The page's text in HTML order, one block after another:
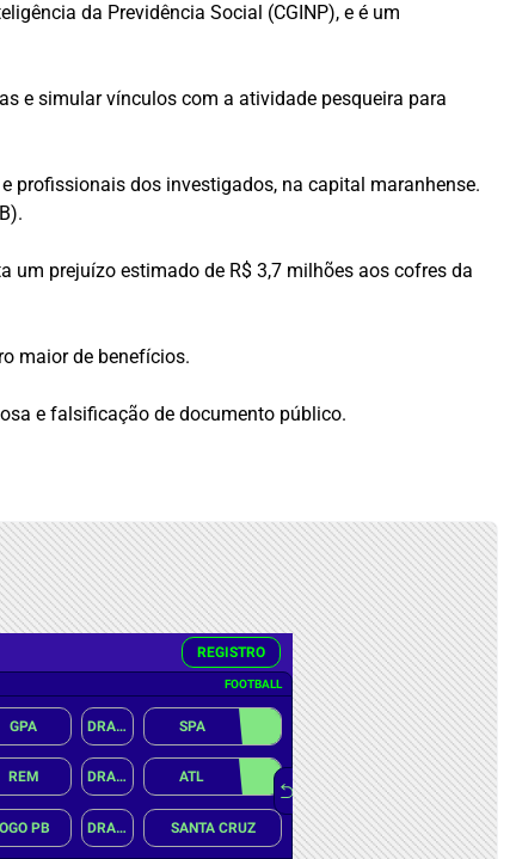
da Previdência Social (CGINP), e é um
e simular vínculos com a atividade pesqueira para
profissionais dos investigados, na capital maranhense.
um prejuízo estimado de R$ 3,7 milhões aos cofres da
maior de benefícios.
e falsificação de documento público.